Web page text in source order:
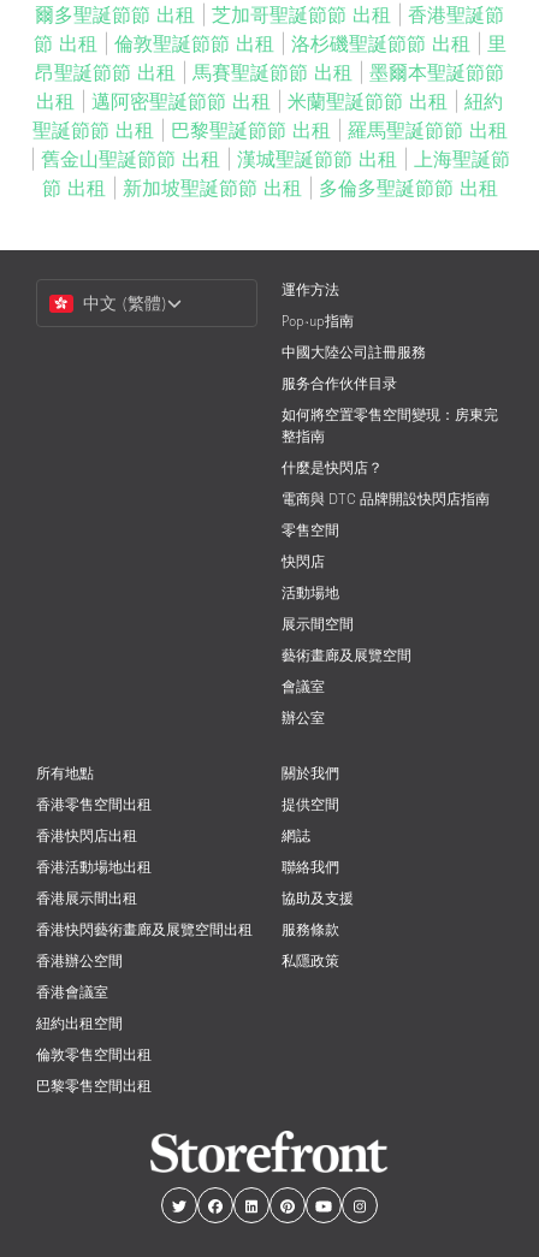
爾多聖誕節節 出租
芝加哥聖誕節節 出租
香港聖誕節
節 出租
倫敦聖誕節節 出租 洛杉磯聖誕節節 出租
里
昂聖誕節節 出租
馬賽聖誕節節 出租
墨爾本聖誕節節
出租
邁阿密聖誕節節 出租 米蘭聖誕節節 出租
紐約
聖誕節節 出租
巴黎聖誕節節 出租
羅馬聖誕節節 出租
舊金山聖誕節節 出租 漢城聖誕節節 出租
上海聖誕節
節 出租
新加坡聖誕節節 出租 多倫多聖誕節節 出租
Language
中文 (繁體)
運作方法
Pop-up指南
中國大陸公司註冊服務
服务合作伙伴目录
如何將空置零售空間變現：房東完
整指南
什麼是快閃店？
電商與 DTC 品牌開設快閃店指南
零售空間
快閃店
活動場地
展示間空間
藝術畫廊及展覽空間
會議室
辦公室
所有地點
香港零售空間出租
香港快閃店出租
香港活動場地出租
香港展示間出租
香港快閃藝術畫廊及展覽空間出租
香港辦公空間
香港會議室
紐約出租空間
倫敦零售空間出租
巴黎零售空間出租
關於我們
提供空間
網誌
聯絡我們
協助及支援
服務條款
私隱政策